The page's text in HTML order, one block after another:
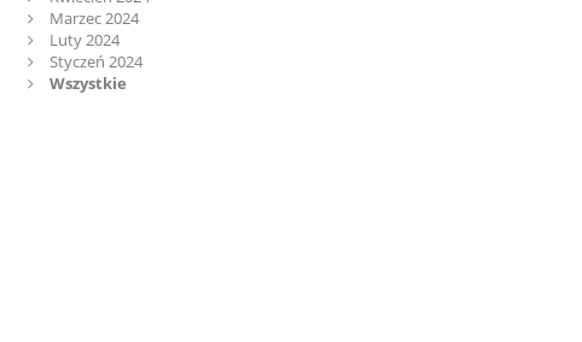
Marzec 2024
Luty 2024
Styczeń 2024
Wszystkie